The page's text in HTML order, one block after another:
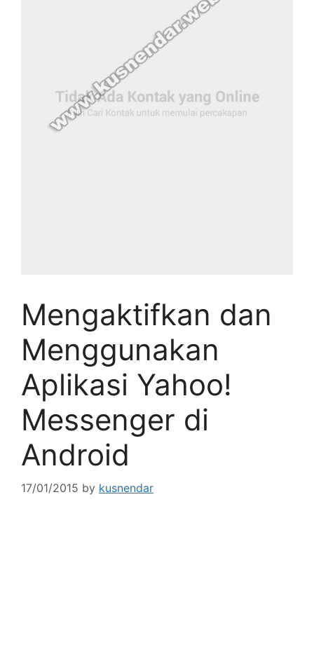
Mengaktifkan dan
Menggunakan
Aplikasi Yahoo!
Messenger di
Android
17/01/2015 by kusnendar